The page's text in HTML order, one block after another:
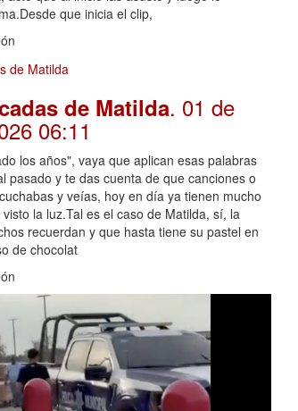
que inicia el clip,
de Matilda. 01 de
06:11
los años", vaya que aplican esas palabras
pasado y te das cuenta de que canciones o
y veías, hoy en día ya tienen mucho
la luz.Tal es el caso de Matilda, sí, la
recuerdan y que hasta tiene su pastel en
de chocolat